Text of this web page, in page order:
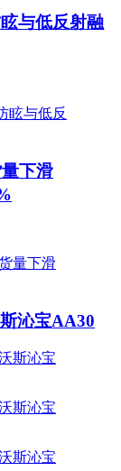
与低反射融
下滑
沁宝AA30